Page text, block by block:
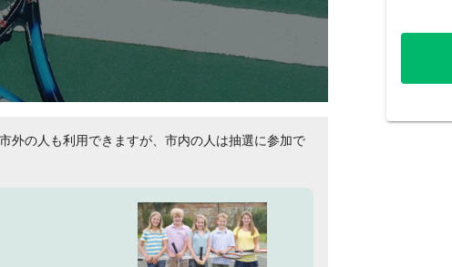
外の人も利用できますが、市内の人は抽選に参加で